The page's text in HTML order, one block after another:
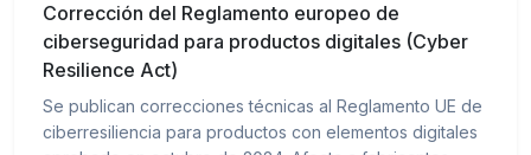
Corrección del Reglamento europeo de
ciberseguridad para productos digitales (Cyber
Resilience Act)
Se publican correcciones técnicas al Reglamento UE de
ciberresiliencia para productos con elementos digitales